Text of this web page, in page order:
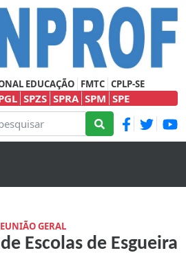
EDUCAÇÃO FMTC CPLP-SE
SPZS SPRA SPM SPE
GERAL
Escolas de Esgueira